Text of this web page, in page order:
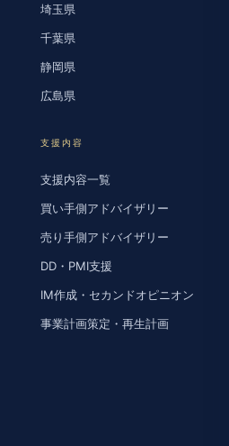
埼玉県
千葉県
静岡県
広島県
支援内容
支援内容一覧
買い手側アドバイザリー
売り手側アドバイザリー
DD・PMI支援
IM作成・セカンドオピニオン
事業計画策定・再生計画